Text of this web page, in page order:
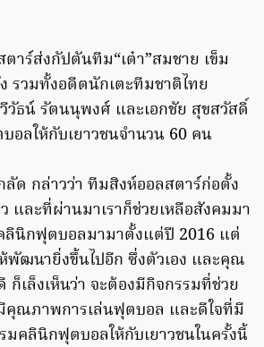
ร์ส่งกัปตันทีม“เต๋า”สมชาย เข็ม
รวมทั้งอดีตนักเตะทีมชาติไทย
วัธน์ รัตนนุพงศ์ และเอกชัย สุขสวัสดิ์
อลให้กับเยาวชนจำนวน 60 คน
ลัด กล่าวว่า ทีมสิงห์ออลสตาร์ก่อตั้ง
และที่ผ่านมาเราก็ช่วยเหลือสังคมมา
นิกฟุตบอลมามาตั้งแต่ปี 2016 แต่
พัฒนายิ่งขึ้นไปอีก ซึ่งตัวเอง และคุณ
เล็งเห็นว่า จะต้องมีกิจกรรมที่ช่วย
คุณภาพการเล่นฟุตบอล และดีใจที่มี
มคลินิกฟุตบอลให้กับเยาวชนในครั้งนี้